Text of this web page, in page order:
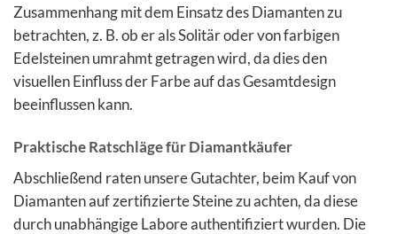
Zusammenhang mit dem Einsatz des Diamanten zu
betrachten, z. B. ob er als Solitär oder von farbigen
Edelsteinen umrahmt getragen wird, da dies den
visuellen Einfluss der Farbe auf das Gesamtdesign
beeinflussen kann.
Praktische Ratschläge für Diamantkäufer
Abschließend raten unsere Gutachter, beim Kauf von
Diamanten auf zertifizierte Steine zu achten, da diese
durch unabhängige Labore authentifiziert wurden. Die